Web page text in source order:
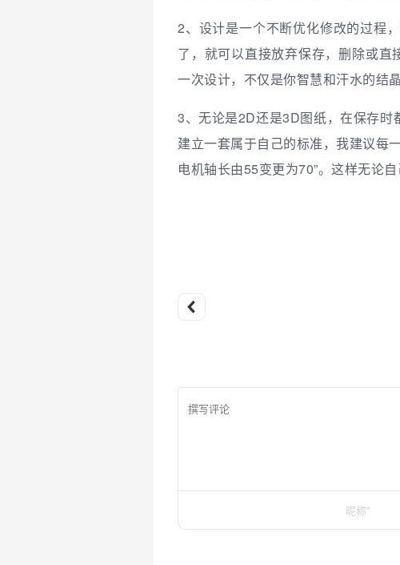
2、设计是一个不断优化修改的过程，
了，就可以直接放弃保存，删除或直
一次设计，不仅是你智慧和汗水的结
3、无论是2D还是3D图纸，在保存时
建立一套属于自己的标准，我建议每
电机轴长由55变更为70”。这样无论